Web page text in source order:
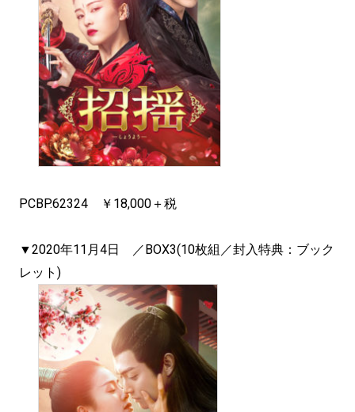
PCBP.62324 ￥18,000＋税
▼2020年11月4日 ／BOX3(10枚組／封入特典：ブック
レット)